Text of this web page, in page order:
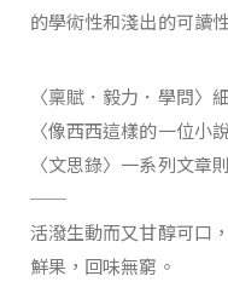
的學術性和淺出的可讀
〈稟賦．毅力．學問〉
〈像西西這樣的一位小
〈文思錄〉一系列文章
──
活潑生動而又甘醇可口
鮮果，回味無窮。